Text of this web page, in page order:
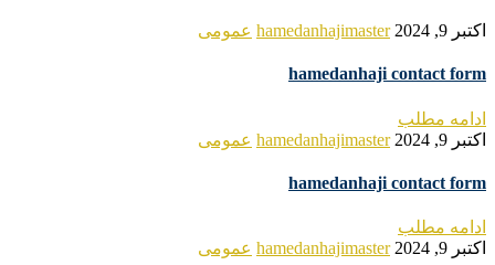
اکتبر 9, 2024 hamedanhajimaster عمومی
hamedanhaji contact form
ادامه مطلب
اکتبر 9, 2024
hamedanhajimaster عمومی
hamedanhaji contact form
ادامه مطلب
اکتبر 9, 2024
hamedanhajimaster عمومی